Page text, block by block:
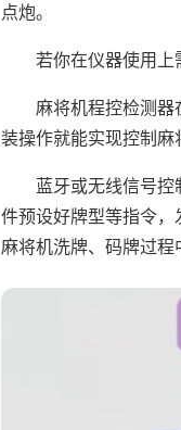
点炮。
若你在仪器使用上
麻将机程控检测器
装操作就能实现控制麻
蓝牙或无线信号
件预设好牌型等指令
麻将机洗牌、码牌过程